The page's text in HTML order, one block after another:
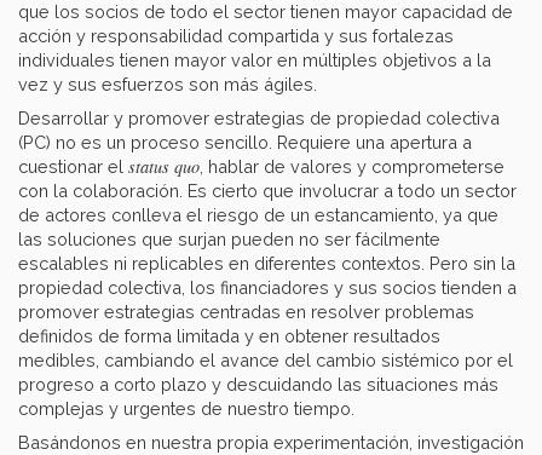
que los socios de todo el sector tienen mayor capacidad de
acción y responsabilidad compartida y sus fortalezas
individuales tienen mayor valor en múltiples objetivos a la
vez y sus esfuerzos son más ágiles.
Desarrollar y promover estrategias de propiedad colectiva
(PC) no es un proceso sencillo. Requiere una apertura a
cuestionar el status quo , hablar de valores y comprometerse
con la colaboración. Es cierto que involucrar a todo un sector
de actores conlleva el riesgo de un estancamiento, ya que
las soluciones que surjan pueden no ser fácilmente
escalables ni replicables en diferentes contextos. Pero sin la
propiedad colectiva, los financiadores y sus socios tienden a
promover estrategias centradas en resolver problemas
definidos de forma limitada y en obtener resultados
medibles, cambiando el avance del cambio sistémico por el
progreso a corto plazo y descuidando las situaciones más
complejas y urgentes de nuestro tiempo.
Basándonos en nuestra propia experimentación, investigación